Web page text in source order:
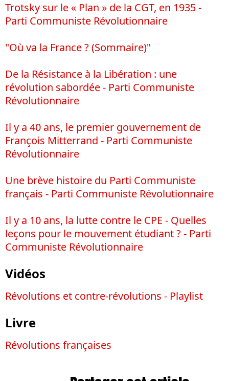
Trotsky sur le « Plan » de la CGT, en 1935 -
Parti Communiste Révolutionnaire
"Où va la France ? (Sommaire)"
De la Résistance à la Libération : une
révolution sabordée - Parti Communiste
Révolutionnaire
Il y a 40 ans, le premier gouvernement de
François Mitterrand - Parti Communiste
Révolutionnaire
Une brève histoire du Parti Communiste
français - Parti Communiste Révolutionnaire
Il y a 10 ans, la lutte contre le CPE - Quelles
leçons pour le mouvement étudiant ? - Parti
Communiste Révolutionnaire
Vidéos
Révolutions et contre-révolutions - Playlist
Livre
Révolutions françaises